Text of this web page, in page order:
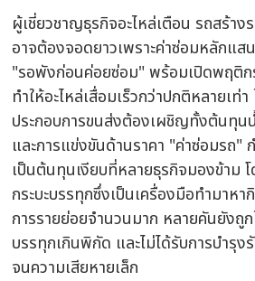
ผู้เชี่ยวชาญธุรกิจอะไหล่เตือน รถสร้าง
อาจต้องจอดยาวเพราะค่าซ่อมหลักแส
"รอพังก่อนค่อยซ่อม" พร้อมเปิดพฤติก
ทำให้อะไหล่เสื่อมเร็วกว่าปกติหลายเท่
ประกอบการขนส่งต้องเผชิญทั้งต้นทุน
และการแข่งขันด้านราคา "ค่าซ่อมรถ"
เป็นต้นทุนเงียบที่หลายธุรกิจมองข้าม โ
กระบะบรรทุกซึ่งเป็นเครื่องมือทำมาห
การรายย่อยจำนวนมาก หลายคันยังถู
บรรทุกเกินพิกัด และไม่ได้รับการบำรุง
จนความเสียหายเล็ก